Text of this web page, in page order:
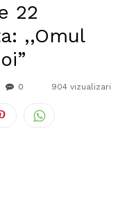
22
,,Omul
0 904 vizualizari